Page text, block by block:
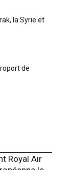
la Syrie et
de
Royal Air